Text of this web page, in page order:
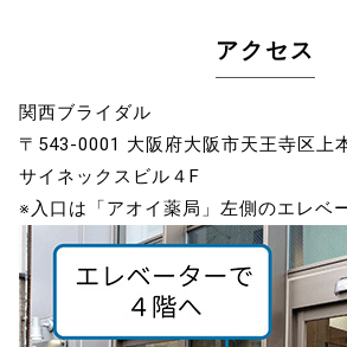
アクセス
関西ブライダル
〒543-0001 大阪府大阪市天王寺区上
サイネックスビル４F
※入口は「アオイ薬局」左側のエレベ